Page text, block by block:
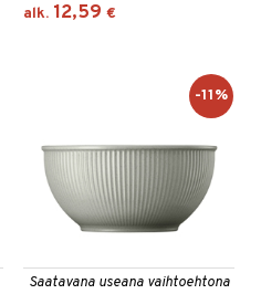
alk. 12,59 €
Saatavana useana vaihtoehtona
-11%